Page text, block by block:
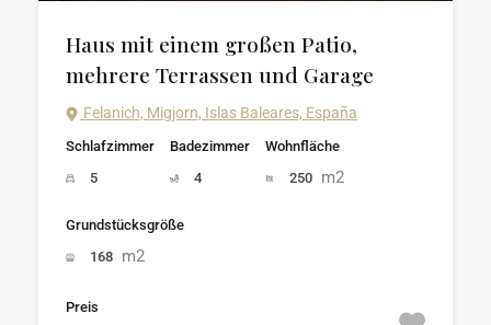
Haus mit einem großen Patio,
mehrere Terrassen und Garage
Felanich, Migjorn, Islas Baleares, España
Schlafzimmer
5
Badezimmer
4
Wohnfläche
250 m2
Grundstücksgröße
168 m2
Preis